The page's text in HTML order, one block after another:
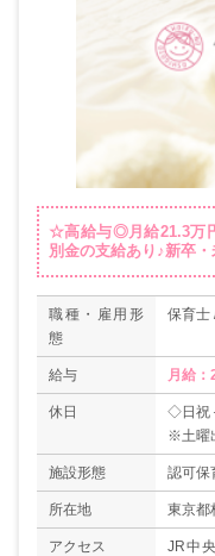
☆高給与◎月給21.3万
別金の支給あり♪新卒・
職種・雇用形
態
保育士
給与 月給
休日
◇日祝
※土曜
◇年末
◇有給
＊年間
施設形態 認可保
所在地 東京都
アクセス
JR中